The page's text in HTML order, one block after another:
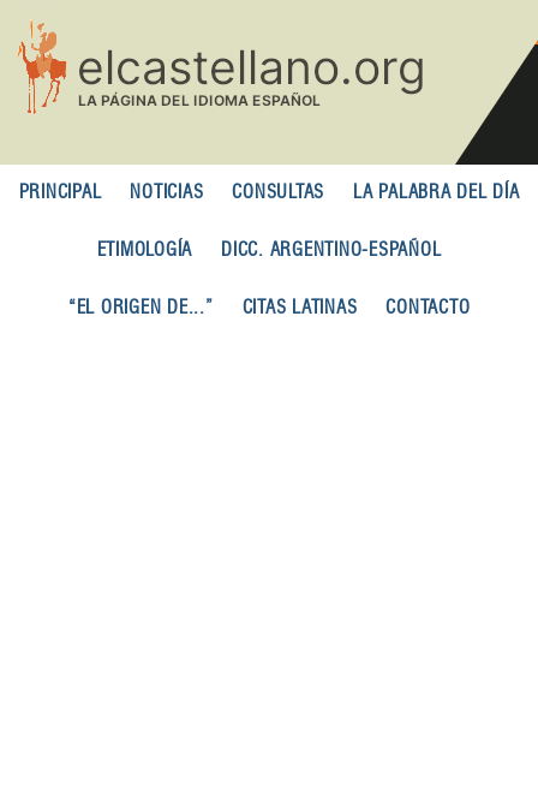
contenido
principal
PRINCIPAL NOTICIAS CONSULTAS LA PALABRA DEL DÍA
ETIMOLOGÍA DICC. ARGENTINO-ESPAÑOL
“EL ORIGEN DE...” CITAS LATINAS CONTACTO